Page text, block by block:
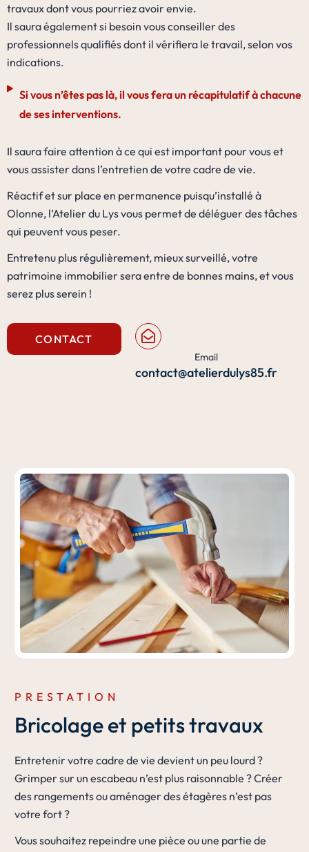
travaux dont vous pourriez avoir envie.
Il saura également si besoin vous conseiller des
professionnels qualifiés dont il vérifiera le travail, selon vos
indications.
Si vous n’êtes pas là, il vous fera un récapitulatif à chacune
de ses interventions.
Il saura faire attention à ce qui est important pour vous et
vous assister dans l’entretien de votre cadre de vie.
Réactif et sur place en permanence puisqu’installé à
Olonne, l’Atelier du Lys vous permet de déléguer des tâches
qui peuvent vous peser.
Entretenu plus régulièrement, mieux surveillé, votre
patrimoine immobilier sera entre de bonnes mains, et vous
serez plus serein !
CONTACT
contact@atelierdulys85.fr
Email
PRESTATION
Bricolage et petits travaux
Entretenir votre cadre de vie devient un peu lourd ?
Grimper sur un escabeau n’est plus raisonnable ? Créer
des rangements ou aménager des étagères n’est pas
votre fort ?
Vous souhaitez repeindre une pièce ou une partie de